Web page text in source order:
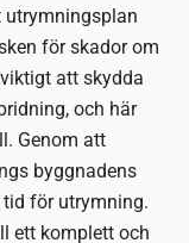
utrymningsplan
för skador om
att skydda
och här
Genom att
byggnadens
för utrymning.
ett komplett och